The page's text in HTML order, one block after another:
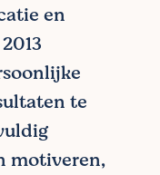
en
te
motiveren,